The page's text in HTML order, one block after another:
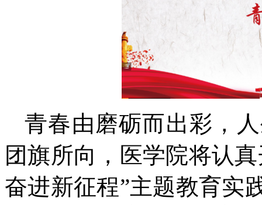
青春由磨砺而出彩，
团旗所向，医学院将认
奋进新征程”主题教育实